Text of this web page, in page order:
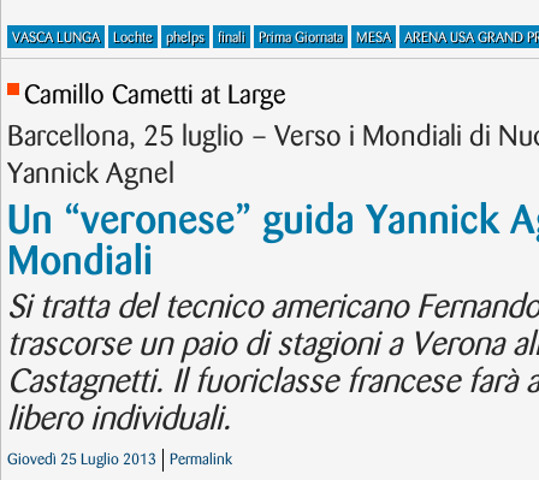
VASCA LUNGA Lochte phelps finali Prima Giornata MESA ARENA USA GRAND
Camillo Cametti at Large
Barcellona, 25 luglio – Verso i Mondiali di
Yannick Agnel
Un “veronese” guida Yannick
Mondiali
Si tratta del tecnico americano
trascorse un paio di stagioni a Verona
Castagnetti. Il fuoriclasse francese farà
libero individuali.
Giovedì 25 Luglio 2013 Permalink